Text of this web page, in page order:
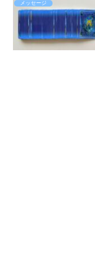
メッセージ